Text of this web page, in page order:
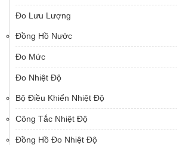
Đo Lưu Lượng
Đồng Hồ Nước
Đo Mức
Đo Nhiệt Độ
Bộ Điều Khiển Nhiệt Độ
Công Tắc Nhiệt Độ
Đồng Hồ Đo Nhiệt Độ